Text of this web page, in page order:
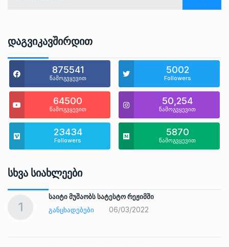
Დაგვიკავშირდით
875541
წამოგვყევით
5002
Followers
64500
წამოგვყევით
50,254
წამოგვყევით
23434
Followers
5870
წამოგვყევით
Სხვა Სიახლეები
1
საიტი მუშაობს სატესტო რეჟიმში
ᲒᲐᲜᲪᲮᲐᲓᲔᲑᲔᲑᲘ
06/03/2022